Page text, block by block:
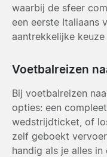
waarbij de sfeer
een eerste Italiaans
aantrekkelijke
Voetbalreizen
Bij voetbalreizen
opties: een
wedstrijdticket, of
zelf geboekt
handig als je alles